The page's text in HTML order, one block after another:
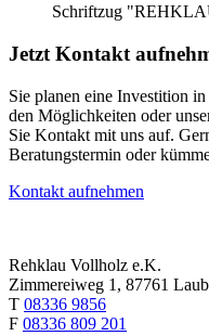
Jetzt Kontakt
Sie planen eine Investition
den Möglichkeiten oder
Sie Kontakt mit uns auf.
Beratungstermin oder
Kontakt aufnehmen
Rehklau Vollholz e.K.
Zimmereiweg 1, 87761
T 08336 9856
F 08336 809 201